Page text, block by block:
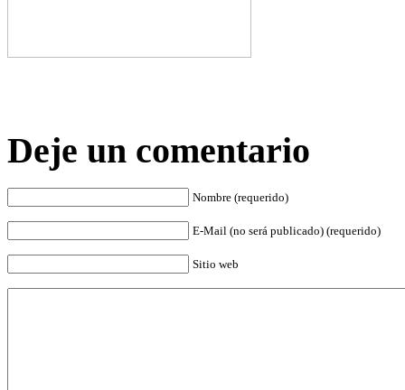
Deje un comentario
Nombre (requerido)
E-Mail (no será publicado) (requerido)
Sitio web